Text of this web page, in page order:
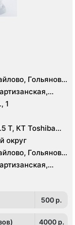
Гольяново,
1
Т, КТ Toshiba
CXL 128
E8, GE Vivid
округ
Гольяново,
500 p.
4000 p.